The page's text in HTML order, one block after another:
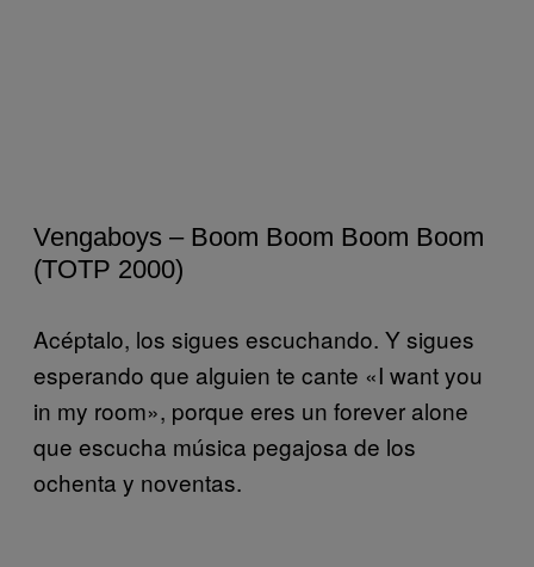
Vengaboys – Boom Boom Boom Boom
(TOTP 2000)
Acéptalo, los sigues escuchando. Y sigues
esperando que alguien te cante «I want you
in my room», porque eres un forever alone
que escucha música pegajosa de los
ochenta y noventas.